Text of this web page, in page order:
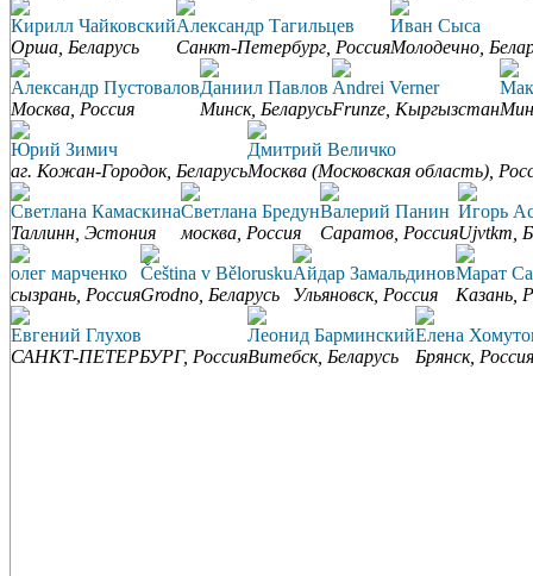
Кирилл Чайковский
Орша, Беларусь
Александр Тагильцев
Санкт-Петербург, Россия
Иван Сыса
Молодечно,
Александр Пустовалов
Москва, Россия
Даниил Павлов
Минск, Беларусь
Andrei Verner
Frunze, Кыргызстан
Юрий Зимич
аг. Кожан-Городок, Беларусь
Дмитрий Величко
Москва (Московская область),
Светлана Камаскина
Таллинн, Эстония
Светлана Бредун
москва, Россия
Валерий Панин
Саратов, Россия
Игорь
Ujvtkm,
олег марченко
сызрань, Россия
Čeština v Bělorusku
Grodno, Беларусь
Айдар Замальдинов
Ульяновск, Россия
Марат
Казань,
Евгений Глухов
САНКТ-ПЕТЕРБУРГ, Россия
Леонид Барминский
Витебск, Беларусь
Елена
Брянск, Россия